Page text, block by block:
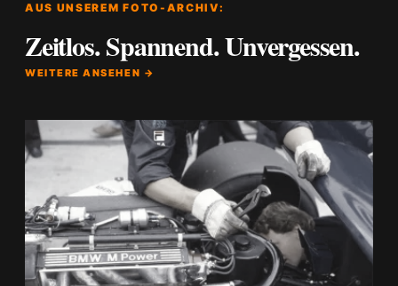
AUS UNSEREM FOTO-ARCHIV:
Zeitlos. Spannend. Unvergessen.
WEITERE ANSEHEN →